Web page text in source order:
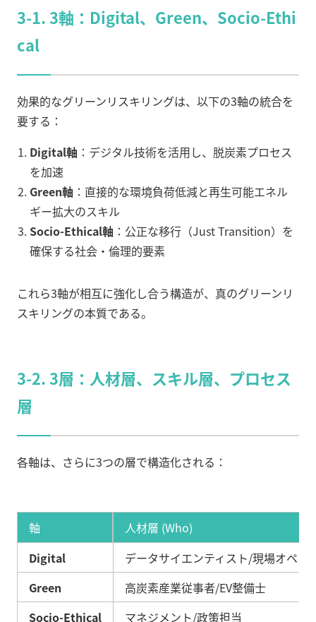
3-1. 3軸：Digital、Green、Socio-Ethi
cal
効果的なグリーンリスキリングは、以下の3軸の統合を
要する：
Digital軸 ：デジタル技術を活用し、脱炭素プロセス
を加速
Green軸 ：直接的な環境負荷低減と再生可能エネル
ギー拡大のスキル
Socio-Ethical軸 ：公正な移行（Just Transition）を
確保する社会・倫理的要素
これら3軸が相互に強化し合う構造が、真のグリーンリ
スキリングの本質である。
3-2. 3層：人材層、スキル層、プロセス
層
各軸は、さらに3つの層で構造化される：
軸
人材層 (Who)
Digital
データサイエンティスト/現場オペレ
Green
高炭素産業従事者/EV整備士
Socio-Ethical
マネジメント/政策担当